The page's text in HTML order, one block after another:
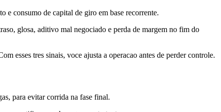
e consumo de capital de giro em base recorrente.
glosa, aditivo mal negociado e perda de margem no fim do
esses tres sinais, voce ajusta a operacao antes de perder controle.
para evitar corrida na fase final.